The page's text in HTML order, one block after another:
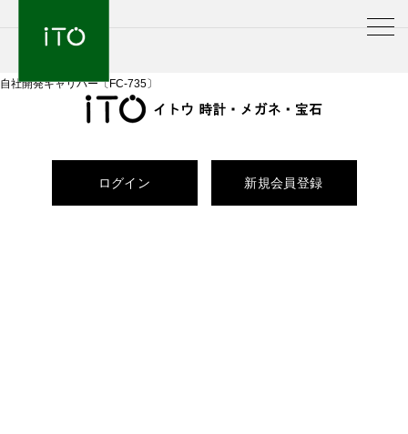
⾃社開発キャリバー〔FC-735〕
ログイン 新規会員登録